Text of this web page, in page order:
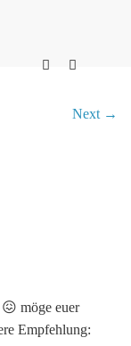
Next →
😖 möge euer
Empfehlung: